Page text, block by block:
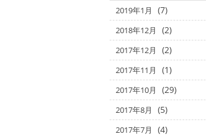
2019年1月 (7)
2018年12月 (2)
2017年12月 (2)
2017年11月 (1)
2017年10月 (29)
2017年8月 (5)
2017年7月 (4)